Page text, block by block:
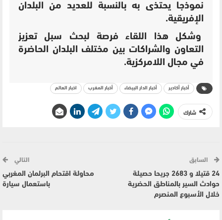
نموذجا يحتذى به بالنسبة للعديد من البلدان
الإفريقية.
وشكل هذا اللقاء فرصة لبحث سبل تعزيز
التعاون والشراكات بين مختلف البلدان الحاضرة
في مجال اللامركزية.
أخبار أكادير أخبار الدار البيضاء أخبار المغرب اخبار العالم
شارك
السابق
24 قتيلا و 2683 جريحا حصيلة
حوادث السير بالمناطق الحضرية
‏خلال الأسبوع المنصرم
التالي
محاولة اقتحام البرلمان المغربي
باستعمال سيارة